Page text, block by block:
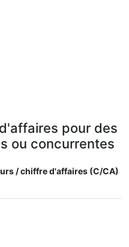
pour des
ou concurrentes
/ chiffre d'affaires (C/CA)